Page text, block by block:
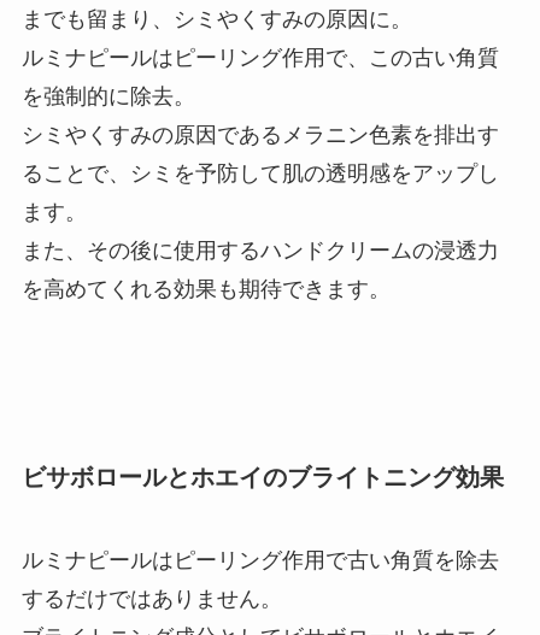
までも留まり、シミやくすみの原因に。
ルミナピールはピーリング作用で、この古い角質
を強制的に除去。
シミやくすみの原因であるメラニン色素を排出す
ることで、シミを予防して肌の透明感をアップし
ます。
また、その後に使用するハンドクリームの浸透力
を高めてくれる効果も期待できます。
ビサボロールとホエイのブライトニング効果
ルミナピールはピーリング作用で古い角質を除去
するだけではありません。